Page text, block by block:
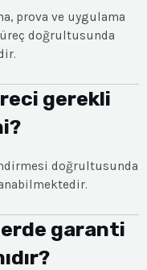
prova ve uygulama
doğrultusunda
gerekli
doğrultusunda
garanti